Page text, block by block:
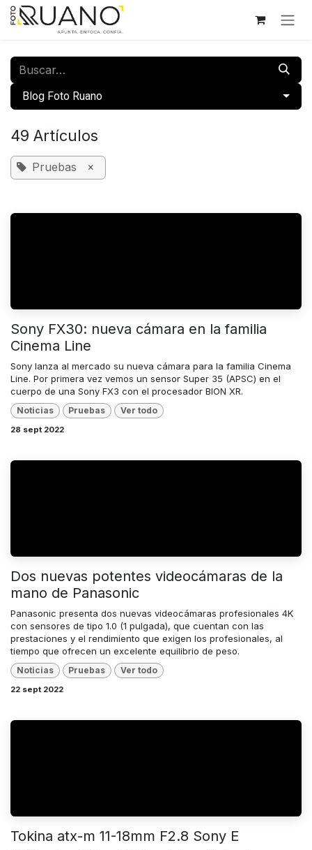
Ir al contenido
​Blog Foto Ruano
49 Artículos
Pruebas ×
Sony FX30: nueva cámara en la familia
Cinema Line
Sony lanza al mercado su nueva cámara para la familia Cinema
Line. Por primera vez vemos un sensor Super 35 (APSC) en el
cuerpo de una Sony FX3 con el procesador BION XR.
Noticias Pruebas Ver todo
28 sept 2022
Dos nuevas potentes videocámaras de la
mano de Panasonic
Panasonic presenta dos nuevas videocámaras profesionales 4K
con sensores de tipo 1.0 (1 pulgada), que cuentan con las
prestaciones y el rendimiento que exigen los profesionales, al
tiempo que ofrecen un excelente equilibrio de peso.
Noticias Pruebas Ver todo
22 sept 2022
Tokina atx-m 11-18mm F2.8 Sony E